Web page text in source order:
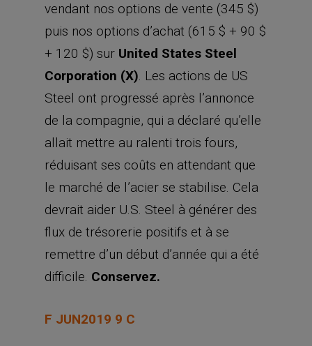
vendant nos options de vente (345 $)
puis nos options d’achat (615 $ + 90 $
+ 120 $) sur United States Steel
Corporation (X). Les actions de US
Steel ont progressé après l’annonce
de la compagnie, qui a déclaré qu’elle
allait mettre au ralenti trois fours,
réduisant ses coûts en attendant que
le marché de l’acier se stabilise. Cela
devrait aider U.S. Steel à générer des
flux de trésorerie positifs et à se
remettre d’un début d’année qui a été
difficile. Conservez.
F JUN2019 9 C